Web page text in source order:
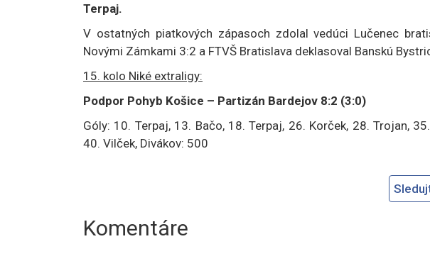
Terpaj.
V ostatných piatkových zápasoch zdolal vedúci Lučenec
Novými Zámkami 3:2 a FTVŠ Bratislava deklasoval Banskú
15. kolo Niké extraligy:
Podpor Pohyb Košice – Partizán Bardejov 8:2 (3:0)
Góly: 10. Terpaj, 13. Bačo, 18. Terpaj, 26. Korček, 28. Trojan,
40. Vilček, Divákov: 500
Komentáre